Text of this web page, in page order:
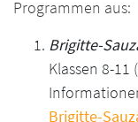
Programmen aus:
Brigitte-
Klassen 8-11
Brigitte-